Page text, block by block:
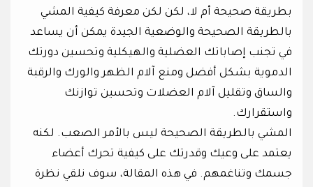
بطريقة صحيحة أم لا، لكن لكن معرفة كيفية المشي
بالطريقة الصحيحة والوضعية الجيدة يمكن أن يساعد
في تجنب إصاباتك العضلية والهيكلية وتحسين دورتك
الدموية بشكل أفضل ومنع آلام الظهر والورك والرقبة
والساق وتقليل آلام العضلات وتحسين توازنك
واستقرارك.
المشي بالطريقة الصحيحة ليس بالأمر الصعب. لكنه
يعتمد على وعيك وقدرتك على كيفية تحرك أعضاء
جسمك وتناغمهم. في هذه المقالة، سوف نلقي نظرة